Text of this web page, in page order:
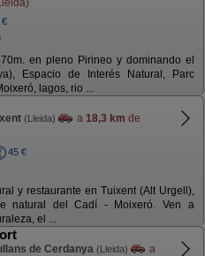
€
en pleno Pirineo y dominando el
Espacio de Interés Natural, Parc
lagos, rio ...
(Lleida) a 18,3 km de
45 €
y restaurante en Tuixent (Alt Urgell),
natural del Cadí - Moixeró. Ven a
el ...
de Cerdanya (Lleida)
a